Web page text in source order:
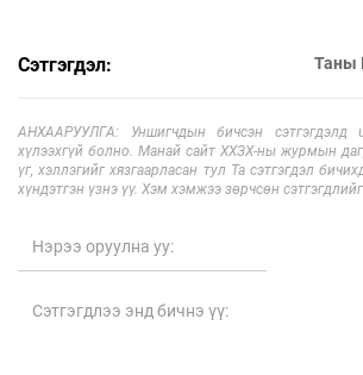
Сэтгэгдэл: Таны
АНХААРУУЛГА: Уншигчдын бичсэн сэтгэгдэлд
хүлээхгүй болно. Манай сайт ХХЗХ-ны журмын
үг, хэллэгийг хязгаарласан тул Та сэтгэгдэл
хүндэтгэн үзнэ үү. Хэм хэмжээ зөрчсөн